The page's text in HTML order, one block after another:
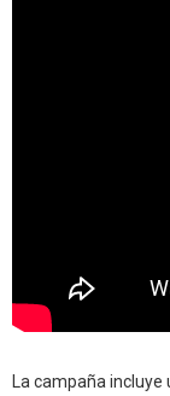
La campaña